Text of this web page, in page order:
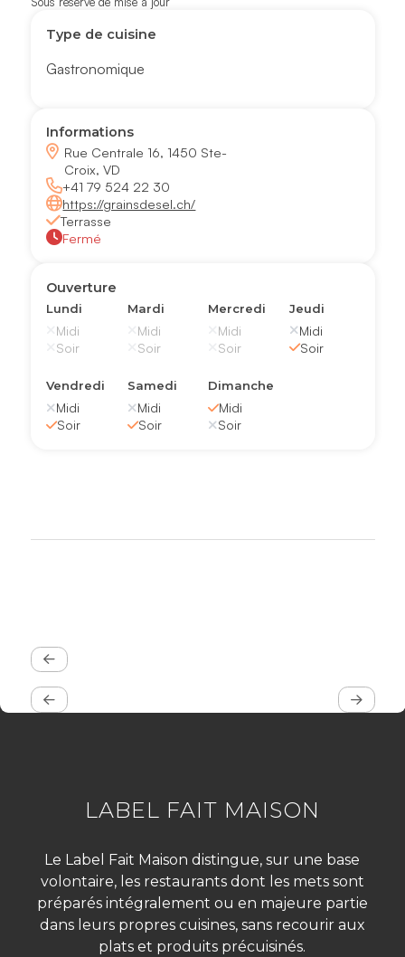
Type de cuisine
Gastronomique
Informations
Rue Centrale 16, 1450 Ste-
Croix, VD
+41 79 524 22 30
https://grainsdesel.ch/
Terrasse
Fermé
Ouverture
Lundi
Midi
Soir
Mardi
Midi
Soir
Mercredi
Midi
Soir
Jeudi
Midi
Soir
Vendredi
Midi
Soir
Samedi
Midi
Soir
Dimanche
Midi
Soir
LABEL FAIT MAISON
Le Label Fait Maison distingue, sur une base
volontaire, les restaurants dont les mets sont
préparés intégralement ou en majeure partie
dans leurs propres cuisines, sans recourir aux
plats et produits précuisinés.